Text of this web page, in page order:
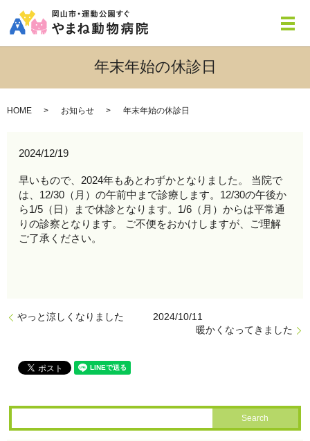
メ
年末年始の休診日
HOME お知らせ 年末年始の休診日
2024/12/19
早いもので、2024年もあとわずかとなりました。 当院で
は、12/30（月）の午前中まで診療します。12/30の午後か
ら1/5（日）まで休診となります。1/6（月）からは平常通
りの診察となります。 ご不便をおかけしますが、ご理解
ご了承ください。
やっと涼しくなりました 2024/10/11
暖かくなってきました